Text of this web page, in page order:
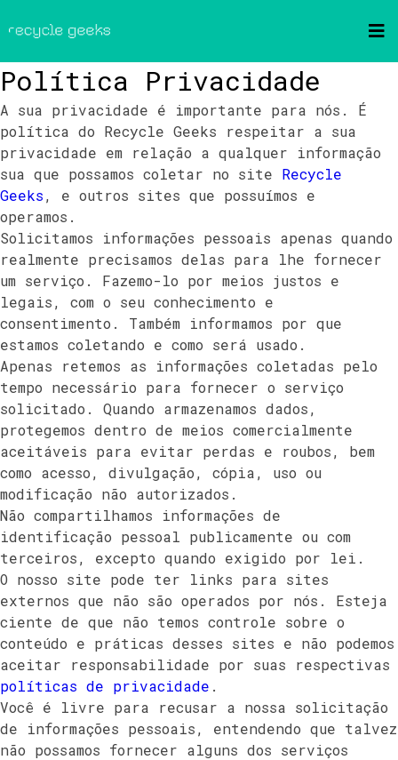
Política Privacidade
A sua privacidade é importante para nós. É
política do Recycle Geeks respeitar a sua
privacidade em relação a qualquer informação
sua que possamos coletar no site Recycle
Geeks, e outros sites que possuímos e
operamos.
Solicitamos informações pessoais apenas quando
realmente precisamos delas para lhe fornecer
um serviço. Fazemo-lo por meios justos e
legais, com o seu conhecimento e
consentimento. Também informamos por que
estamos coletando e como será usado.
Apenas retemos as informações coletadas pelo
tempo necessário para fornecer o serviço
solicitado. Quando armazenamos dados,
protegemos dentro de meios comercialmente
aceitáveis ​​para evitar perdas e roubos, bem
como acesso, divulgação, cópia, uso ou
modificação não autorizados.
Não compartilhamos informações de
identificação pessoal publicamente ou com
terceiros, excepto quando exigido por lei.
O nosso site pode ter links para sites
externos que não são operados por nós. Esteja
ciente de que não temos controle sobre o
conteúdo e práticas desses sites e não podemos
aceitar responsabilidade por suas respectivas
políticas de privacidade .
Você é livre para recusar a nossa solicitação
de informações pessoais, entendendo que talvez
não possamos fornecer alguns dos serviços